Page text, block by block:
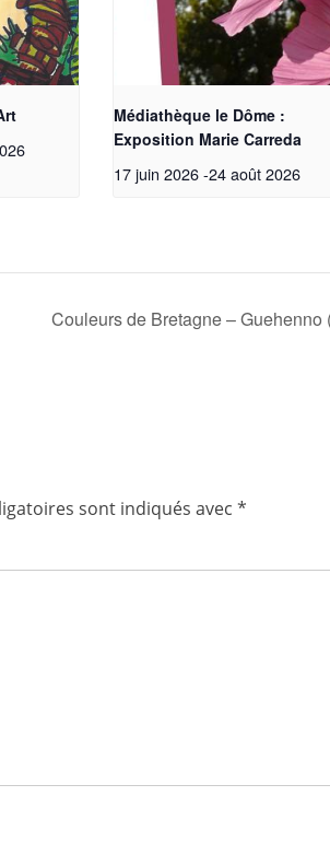
Médiathèque le Dôme :
Exposition Marie Carreda
17 juin 2026-24 août 2026
Couleurs de Bretagne – Guehenno
sont indiqués avec *